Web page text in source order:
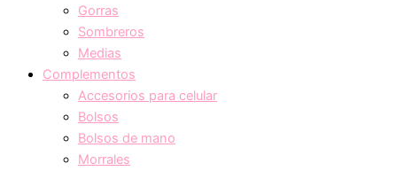
Gorras
Sombreros
Medias
Complementos
Accesorios para celular
Bolsos
Bolsos de mano
Morrales